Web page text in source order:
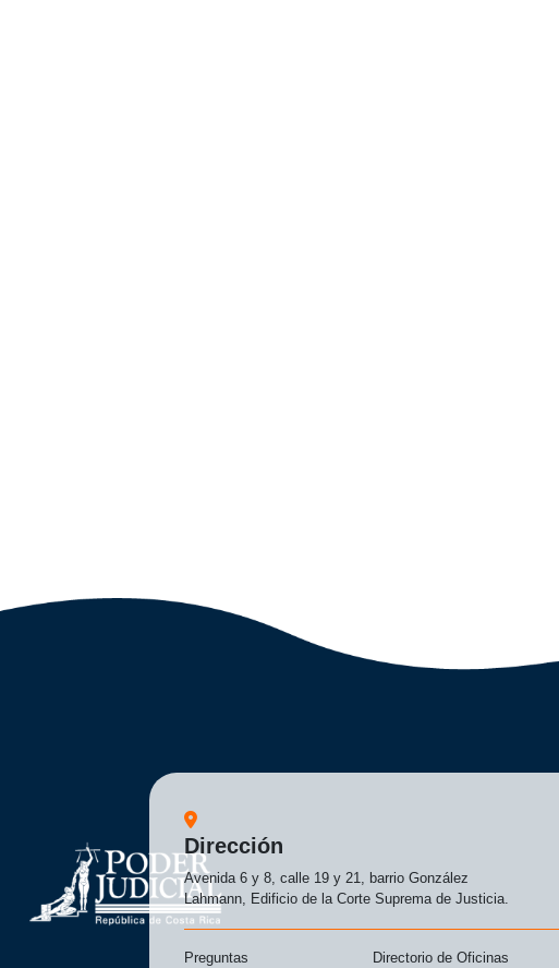
Dirección
Avenida 6 y 8, calle 19 y 21, barrio González
Lahmann, Edificio de la Corte Suprema de Justicia.
Preguntas Directorio de Oficinas